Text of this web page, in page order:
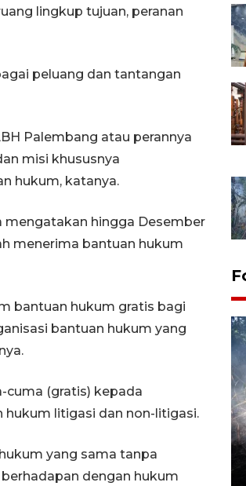
lingkup tujuan, peranan
peluang dan tantangan
Palembang atau perannya
misi khususnya
hukum, katanya.
mengatakan hingga Desember
menerima bantuan hukum
bantuan hukum gratis bagi
bantuan hukum yang
cuma (gratis) kepada
litigasi dan non-litigasi.
yang sama tanpa
dengan hukum
arabika Gayo
2026 11:15 WIB